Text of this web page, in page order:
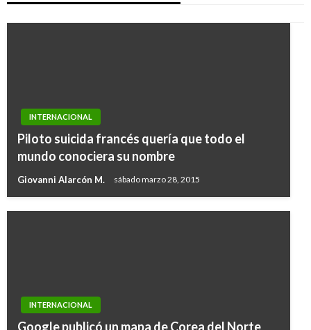
INTERNACIONAL
Piloto suicida francés quería que todo el
mundo conociera su nombre
Giovanni Alarcón M. sábado marzo 28, 2015
INTERNACIONAL
Google publicó un mapa de Corea del Norte